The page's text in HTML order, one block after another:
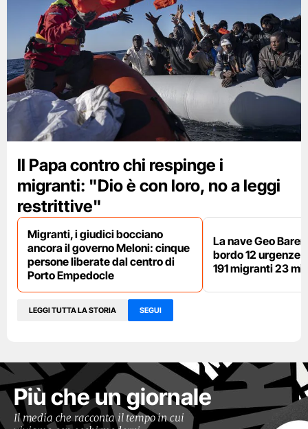
Il Papa contro chi respinge i
migranti: "Dio è con loro, no a leggi
restrittive"
Migranti, i giudici bocciano
ancora il governo Meloni: cinque
persone liberate dal centro di
Porto Empedocle
La nave Geo
bordo 12 urgenze
191 migranti 23
LEGGI TUTTA LA STORIA SEGUI
Più che un giornale
Il media che racconta il tempo in cui